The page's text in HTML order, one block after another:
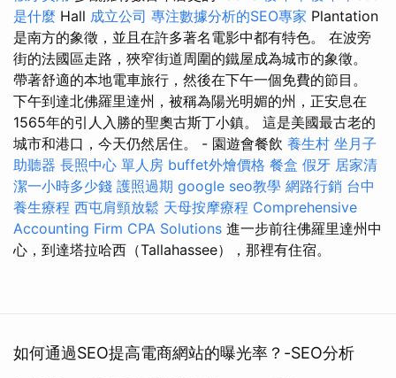
是什麼 Hall 成立公司 專注數據分析的SEO專家 Plantation
是南方的象徵，並且在許多著名電影中都有特色。 在波旁
街的法國區走路，狹窄街道周圍的鐵屋成為城市的象徵。
帶著舒適的本地電車旅行，然後在下午一個免費的節目。
下午到達北佛羅里達州，被稱為陽光明媚的州，正安息在
1565年的引人入勝的聖奧古斯丁小鎮。 這是美國最古老的
城市和港口，今天仍然居住。 - 園遊會餐飲 養生村 坐月子
助聽器 長照中心 單人房 buffet外燴價格 餐盒 假牙 居家清
潔一小時多少錢 護照過期 google seo教學 網路行銷 台中
養生療程 西屯肩頸放鬆 天母按摩療程 Comprehensive
Accounting Firm CPA Solutions 進一步前往佛羅里達州中
心，到達塔拉哈西（Tallahassee），那裡有住宿。
如何通過SEO提高電商網站的曝光率？-SEO分析